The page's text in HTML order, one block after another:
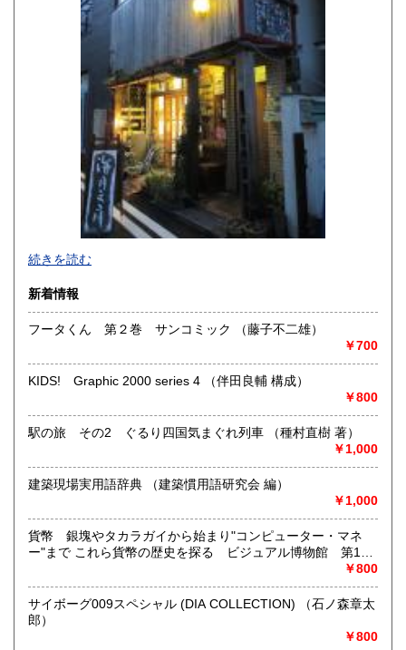
長崎県
250円 大分県
250円 鹿児島県
250円
沿線名：-
営業時間：事務所(無店舗)、事務所併設のギャラリーのみ不
定期OPEN
書籍の買取について
にお問合せ下さい。
の他）
続きを読む
新着情報
フータくん 第２巻 サンコミック （藤子不二雄）
￥700
KIDS! Graphic 2000 series 4 （伴田良輔 構成）
￥800
駅の旅 その2 ぐるり四国気まぐれ列車 （種村直樹 著）
￥1,000
建築現場実用語辞典 （建築慣用語研究会 編）
￥1,000
貨幣 銀塊やタカラガイから始まり"コンピューター・マネ
ー"まで これら貨幣の歴史を探る ビジュアル博物館 第18
￥800
サイボーグ009スペシャル (DIA COLLECTION) （石ノ森章太
郎）
￥800